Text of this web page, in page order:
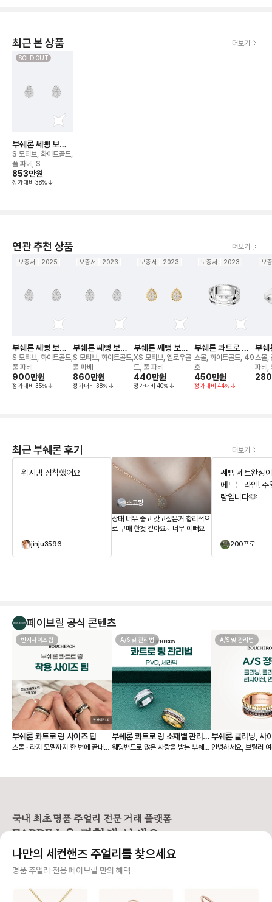
최근 본 상품 더보기
SOLD OUT
부쉐론 쎄뻥 보헴
스터드 이어링
S 모티브, 화이트골드,
풀 파베, S
853만원
정가대비 38%
연관 추천 상품 더보기
보증서 2025
부쉐론 쎄뻥 보헴
스터드 이어링
S 모티브, 화이트골드,
풀 파베
900만원
정가대비 35%
보증서 2023
부쉐론 쎄뻥 보헴
스터드 이어링
S 모티브, 화이트골드,
풀 파베
860만원
정가대비 38%
보증서 2023
부쉐론 쎄뻥 보헴
이어링
XS 모티브, 옐로우골
드, 풀 파베
440만원
정가대비 40%
보증서 2023
부쉐론 콰트로 더
블 화이트 에디션
링
스몰, 화이트골드, 49
호
450만원
정가대비 44%
보
부쉐
테어
스몰,
파베,
280
최근 부쉐론 후기 더보기
위시템 장착했어요
jinju3596
초코짱
상태 너무 좋고 갖고싶은거 합리적으
로 구매 한것 같아요~ 너무 예뻐요
쎄뻥 세트완성
에드는 라인! 주얼리는 사
랑입니다🫶
200프로
페이브릴 공식 콘텐츠
반지사이즈팁
부쉐론 콰트로 링 사이즈 팁
스몰 · 라지 모델까지 한 번에 끝내는
은 웨딩 밴드로 데일리 착용할 때 특
모델을 나눠서 보는 것이 좋습니다.
[사이즈 선택 가이드] ❶ 기본 콰트로
✔️ 평소에 착용하는 정 사이즈로 편
안하게 착용 가능해요. 👉 예: 평소
51호 착용 → 51호 추천 ❷ 콰트로
레이어드된 구조라 실제 착용감이평
A/S 및 관리법
부쉐론 콰트로 링 소재별 관리법
- PVD, 세라믹
웨딩밴드로 많은 사랑을 받는 부쉐론
은 이런 콰트로 링을 오래 예쁘게 착
빼두는 게 좋아요. ➋ 착용 후엔 부
드러운 천으로 닦아 표면을 관리해
조시켜주세요. ➍ 향수·손소독제 같
출은 피해주세요. [PVD] 브라운·
A/S 및 관리법
부쉐론 클리닝, 사
리싱
안녕하세요, 브릴러
싱) 정책을 준비했
국내 최초 명품 주얼리 전문 거래 플랫폼
FABRILL을 경험해 보세요.
사기 걱정 없는 안전 결제
니면 반환해 드려요.
나만의 세컨핸즈 주얼리를 찾으세요
명품 주얼리 전용 페이브릴 만의 혜택